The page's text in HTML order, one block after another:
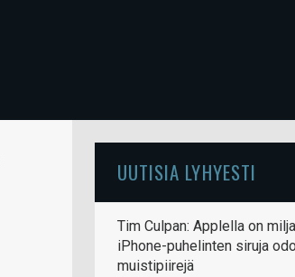
UUTISIA LYHYESTI
Tim Culpan: Applella on
iPhone-puhelinten siruja
muistipiirejä